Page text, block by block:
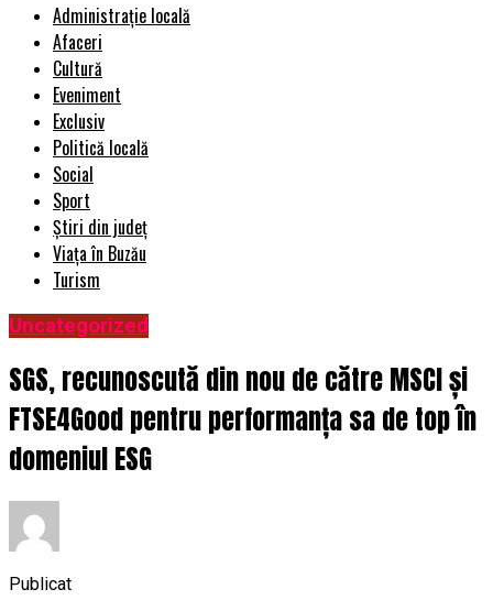
Administrație locală
Afaceri
Cultură
Eveniment
Exclusiv
Politică locală
Social
Sport
Știri din județ
Viața în Buzău
Turism
Uncategorized
SGS, recunoscută din nou de către MSCI și
FTSE4Good pentru performanța sa de top în
domeniul ESG
Publicat